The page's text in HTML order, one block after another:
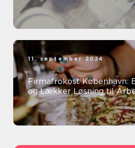
11. september 2024
Firmafrokost København:
og Lækker Løsning til